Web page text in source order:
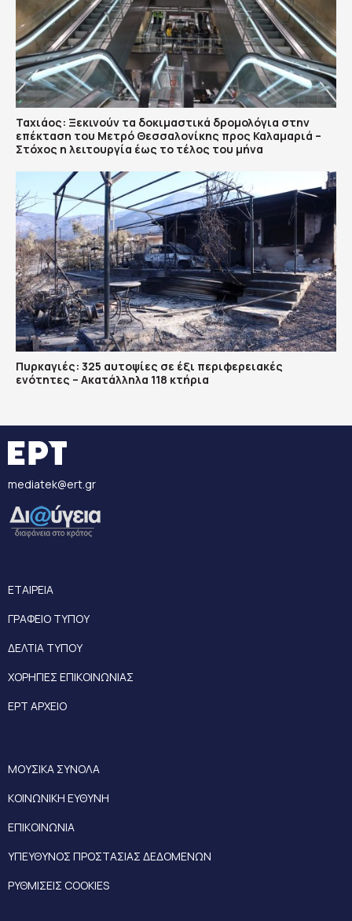
Ταχιάος: Ξεκινούν τα δοκιμαστικά δρομολόγια στην
επέκταση του Μετρό Θεσσαλονίκης προς Καλαμαριά –
Στόχος η λειτουργία έως το τέλος του μήνα
Πυρκαγιές: 325 αυτοψίες σε έξι περιφερειακές
ενότητες – Ακατάλληλα 118 κτήρια
mediatek@ert.gr
ΕΤΑΙΡΕΙΑ
ΓΡΑΦΕΙΟ ΤΥΠΟΥ
ΔΕΛΤΙΑ ΤΥΠΟΥ
ΧΟΡΗΓΙΕΣ ΕΠΙΚΟΙΝΩΝΙΑΣ
ΕΡΤ ΑΡΧΕΙΟ
ΜΟΥΣΙΚΑ ΣΥΝΟΛΑ
ΚΟΙΝΩΝΙΚΗ ΕΥΘΥΝΗ
ΕΠΙΚΟΙΝΩΝΙΑ
ΥΠΕΥΘΥΝΟΣ ΠΡΟΣΤΑΣΙΑΣ ΔΕΔΟΜΕΝΩΝ
ΡΥΘΜΙΣΕΙΣ COOKIES